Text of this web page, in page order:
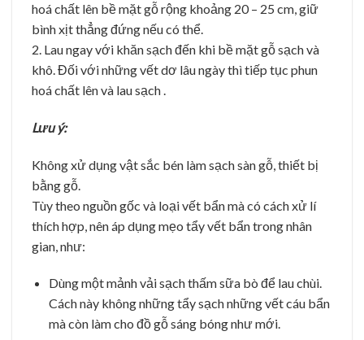
hoá chất lên bề mặt gỗ rộng khoảng 20 – 25 cm, giữ
bình xịt thẳng đứng nếu có thể.
2. Lau ngay với khăn sạch đến khi bề mặt gỗ sạch và
khô. Đối với những vết dơ lâu ngày thì tiếp tục phun
hoá chất lên và lau sạch .
Lưu ý:
Không xử dụng vật sắc bén làm sạch sàn gỗ, thiết bị
bằng gỗ.
Tùy theo nguồn gốc và loại vết bẩn mà có cách xử lí
thích hợp, nên áp dụng mẹo tẩy vết bẩn trong nhân
gian, như:
Dùng một mảnh vải sạch thấm sữa bò để lau chùi.
Cách này không những tẩy sạch những vết cáu bẩn
mà còn làm cho đồ gỗ sáng bóng như mới.